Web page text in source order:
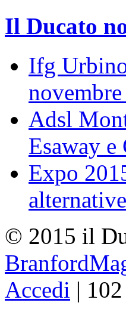
Il Ducato
Ifg
Adsl
Esaway e
Expo
© 2015 il
Accedi |